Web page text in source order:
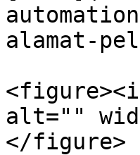
alamat-
alt=""
</figure>